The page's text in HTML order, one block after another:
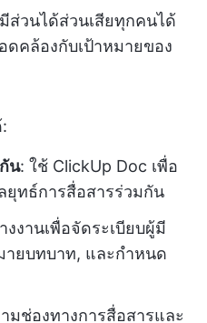
ส่วนได้ส่วนเสียทุกคนได้
คล้องกับเป้าหมายของ
น: ใช้ ClickUp Doc เพื่อ
ยุทธ์การสื่อสารร่วมกัน
งงานเพื่อจัดระเบียบผู้มี
ายบทบาท, และกำหนด
มช่องทางการสื่อสารและ